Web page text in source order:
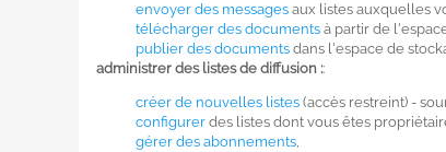
envoyer des messages aux listes auxquelles
télécharger des documents à partir de
publier des documents dans l'espace de
administrer des listes de diffusion ::
créer de nouvelles listes (accès restreint) -
configurer des listes dont vous êtes
gérer des abonnements,